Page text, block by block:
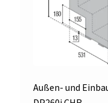
Außen- und